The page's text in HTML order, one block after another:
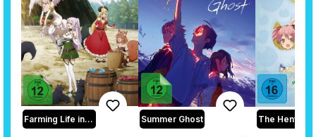
Farming Life in another World Summer Ghost